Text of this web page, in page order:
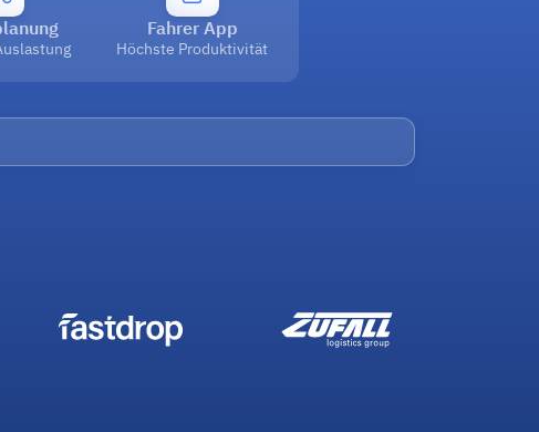
Fahrer App
Höchste Produktivität